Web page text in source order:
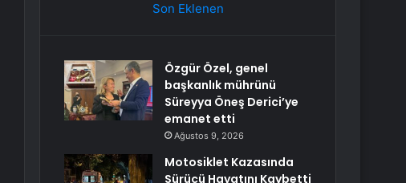
Son Eklenen
Özgür Özel, genel
başkanlık mührünü
Süreyya Öneş Derici’ye
emanet etti
Ağustos 9, 2026
Motosiklet Kazasında
Sürücü Hayatını Kaybetti